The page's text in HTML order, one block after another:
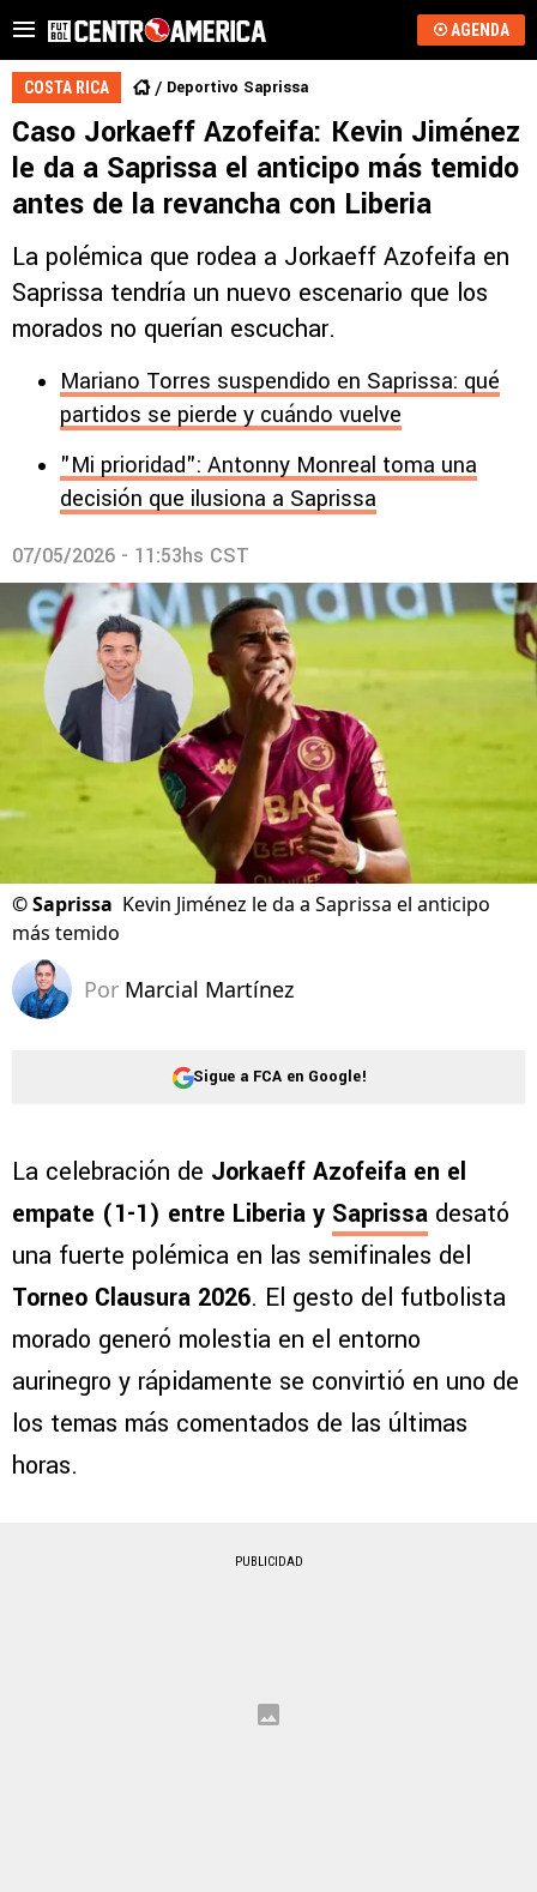
AGENDA
COSTA RICA Deportivo Saprissa
Caso Jorkaeff Azofeifa: Kevin Jiménez
le da a Saprissa el anticipo más temido
antes de la revancha con Liberia
La polémica que rodea a Jorkaeff Azofeifa en
Saprissa tendría un nuevo escenario que los
morados no querían escuchar.
Mariano Torres suspendido en Saprissa: qué
partidos se pierde y cuándo vuelve
"Mi prioridad": Antonny Monreal toma una
decisión que ilusiona a Saprissa
07/05/2026 - 11:53hs CST
©Saprissa Kevin Jiménez le da a Saprissa el anticipo
más temido
Por Marcial Martínez
Sigue a FCA en Google!
La celebración de Jorkaeff Azofeifa en el
empate (1-1) entre Liberia y Saprissa desató
una fuerte polémica en las semifinales del
Torneo Clausura 2026. El gesto del futbolista
morado generó molestia en el entorno
aurinegro y rápidamente se convirtió en uno de
los temas más comentados de las últimas
horas.
PUBLICIDAD